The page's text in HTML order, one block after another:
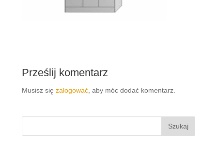
Prześlij komentarz
Musisz się zalogować, aby móc dodać komentarz.
Szukaj: